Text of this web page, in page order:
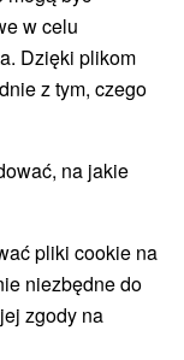
(1)
baseny
w celu
Dzięki plikom
z tym, czego
na jakie
pliki cookie na
niezbędne do
zgody na